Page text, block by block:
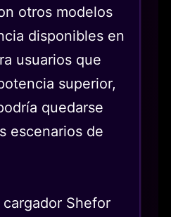
otros modelos
disponibles en
usuarios que
superior,
quedarse
escenarios de
Shefor